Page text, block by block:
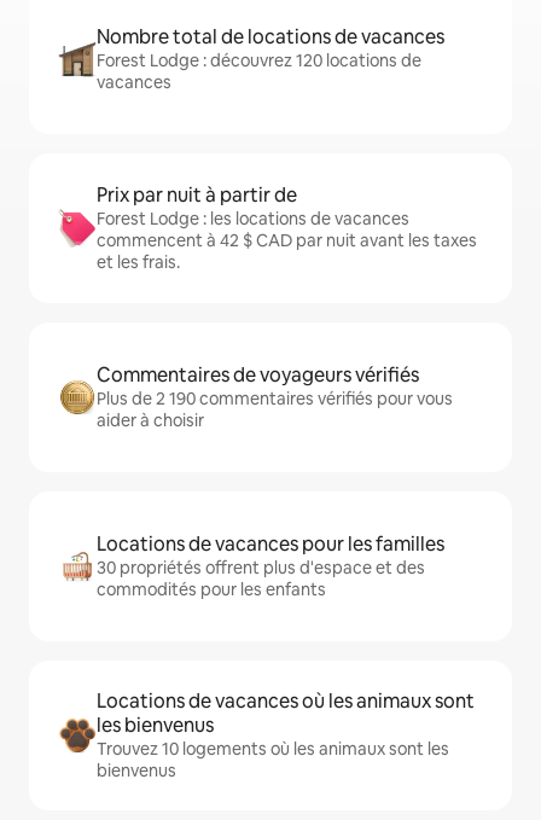
Nombre total de locations de vacances
Forest Lodge : découvrez 120 locations de
vacances
Prix par nuit à partir de
Forest Lodge : les locations de vacances
commencent à 42 $ CAD par nuit avant les taxes
et les frais.
Commentaires de voyageurs vérifiés
Plus de 2 190 commentaires vérifiés pour vous
aider à choisir
Locations de vacances pour les familles
30 propriétés offrent plus d'espace et des
commodités pour les enfants
Locations de vacances où les animaux sont
les bienvenus
Trouvez 10 logements où les animaux sont les
bienvenus